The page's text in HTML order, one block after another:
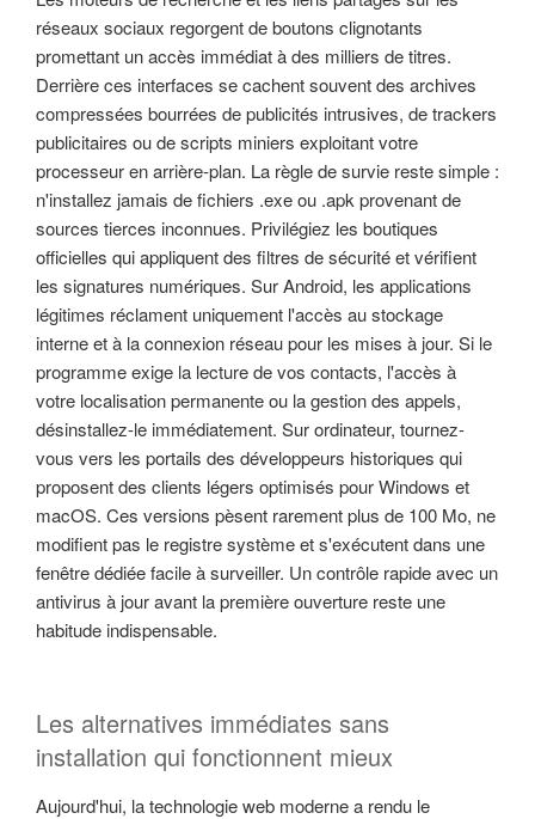
réseaux sociaux regorgent de boutons clignotants
promettant un accès immédiat à des milliers de titres.
Derrière ces interfaces se cachent souvent des archives
compressées bourrées de publicités intrusives, de trackers
publicitaires ou de scripts miniers exploitant votre
processeur en arrière-plan. La règle de survie reste simple :
n'installez jamais de fichiers .exe ou .apk provenant de
sources tierces inconnues. Privilégiez les boutiques
officielles qui appliquent des filtres de sécurité et vérifient
les signatures numériques. Sur Android, les applications
légitimes réclament uniquement l'accès au stockage
interne et à la connexion réseau pour les mises à jour. Si le
programme exige la lecture de vos contacts, l'accès à
votre localisation permanente ou la gestion des appels,
désinstallez-le immédiatement. Sur ordinateur, tournez-
vous vers les portails des développeurs historiques qui
proposent des clients légers optimisés pour Windows et
macOS. Ces versions pèsent rarement plus de 100 Mo, ne
modifient pas le registre système et s'exécutent dans une
fenêtre dédiée facile à surveiller. Un contrôle rapide avec un
antivirus à jour avant la première ouverture reste une
habitude indispensable.
Les alternatives immédiates sans
installation qui fonctionnent mieux
Aujourd'hui, la technologie web moderne a rendu le